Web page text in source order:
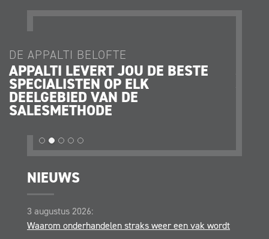
DE APPALTI BELOFTE
APPALTI LEVERT JOU DE BESTE
SPECIALISTEN OP ELK
DEELGEBIED VAN DE
SALESMETHODE
NIEUWS
3 augustus 2026:
Waarom onderhandelen straks weer een vak wordt